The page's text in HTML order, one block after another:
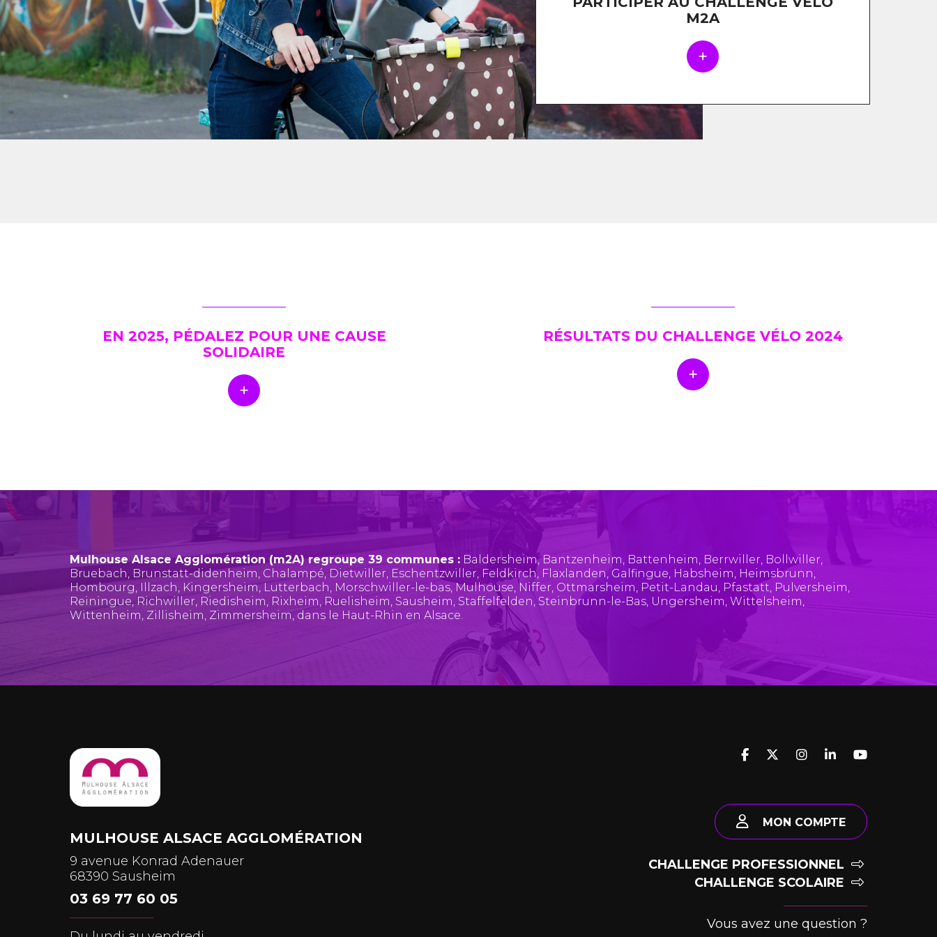
M2A
EN 2025, PÉDALEZ POUR UNE CAUSE
SOLIDAIRE
RÉSULTATS DU CHALLENGE VÉLO 2024
Mulhouse Alsace Agglomération (m2A) regroupe 39 communes : Baldersheim, Bantzenheim, Battenheim, Berrwiller, Bollwiller,
Bruebach, Brunstatt-didenheim, Chalampé, Dietwiller, Eschentzwiller, Feldkirch, Flaxlanden, Galfingue, Habsheim, Heimsbrunn,
Hombourg, Illzach, Kingersheim, Lutterbach, Morschwiller-le-bas,Mulhouse, Niffer, Ottmarsheim, Petit-Landau, Pfastatt, Pulversheim,
Reiningue, Richwiller, Riedisheim, Rixheim, Ruelisheim, Sausheim, Staffelfelden, Steinbrunn-le-Bas, Ungersheim, Wittelsheim,
Wittenheim, Zillisheim, Zimmersheim, dans le Haut-Rhin en Alsace.
MULHOUSE ALSACE AGGLOMÉRATION
9 avenue Konrad Adenauer
68390 Sausheim
03 69 77 60 05
MON COMPTE
CHALLENGE PROFESSIONNEL
CHALLENGE SCOLAIRE
Vous avez une question ?